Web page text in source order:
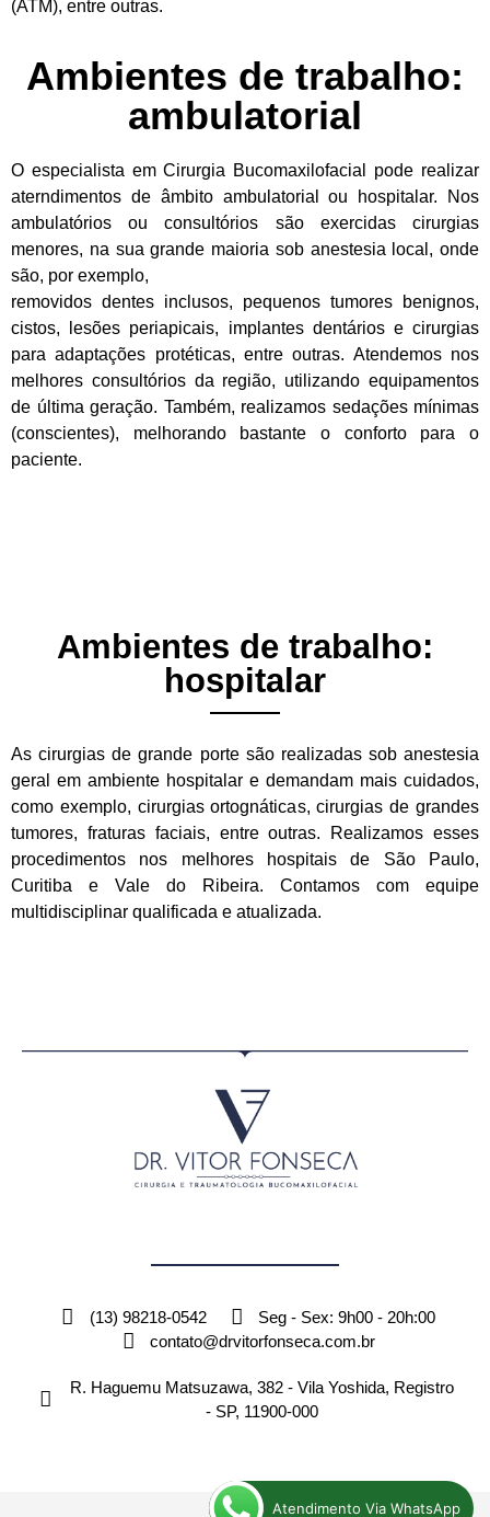
(ATM), entre outras.
Ambientes de trabalho:
ambulatorial
O especialista em Cirurgia Bucomaxilofacial pode realizar
aterndimentos de âmbito ambulatorial ou hospitalar. Nos
ambulatórios ou consultórios são exercidas cirurgias
menores, na sua grande maioria sob anestesia local, onde
são, por exemplo,
removidos dentes inclusos, pequenos tumores benignos,
cistos, lesões periapicais, implantes dentários e cirurgias
para adaptações protéticas, entre outras. Atendemos nos
melhores consultórios da região, utilizando equipamentos
de última geração. Também, realizamos sedações mínimas
(conscientes), melhorando bastante o conforto para o
paciente.
Ambientes de trabalho:
hospitalar
As cirurgias de grande porte são realizadas sob anestesia
geral em ambiente hospitalar e demandam mais cuidados,
como exemplo, cirurgias ortognáticas, cirurgias de grandes
tumores, fraturas faciais, entre outras. Realizamos esses
procedimentos nos melhores hospitais de São Paulo,
Curitiba e Vale do Ribeira. Contamos com equipe
multidisciplinar qualificada e atualizada.
(13) 98218-0542
Seg - Sex: 9h00 - 20h:00
contato@drvitorfonseca.com.br
R. Haguemu Matsuzawa, 382 - Vila Yoshida, Registro
- SP, 11900-000
Atendimento Via WhatsApp